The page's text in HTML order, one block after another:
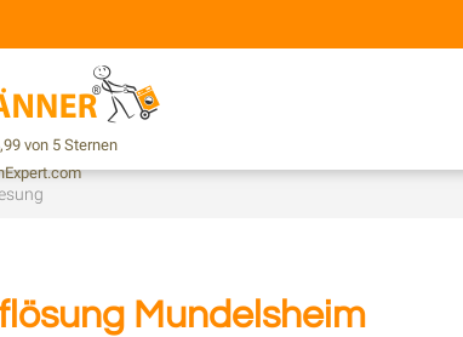
von 5 Sternen
Mundelsheim